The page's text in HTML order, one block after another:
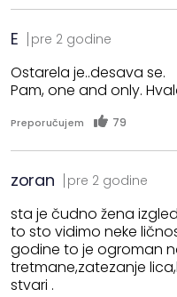
E pre 2 godine
Ostarela je..desava se.
Pam, one and only.
Preporučujem 79
zoran pre 2 godine
sta je čudno žena
to sto vidimo neke
godine to je ogroman
tretmane,zatezanje
stvari .